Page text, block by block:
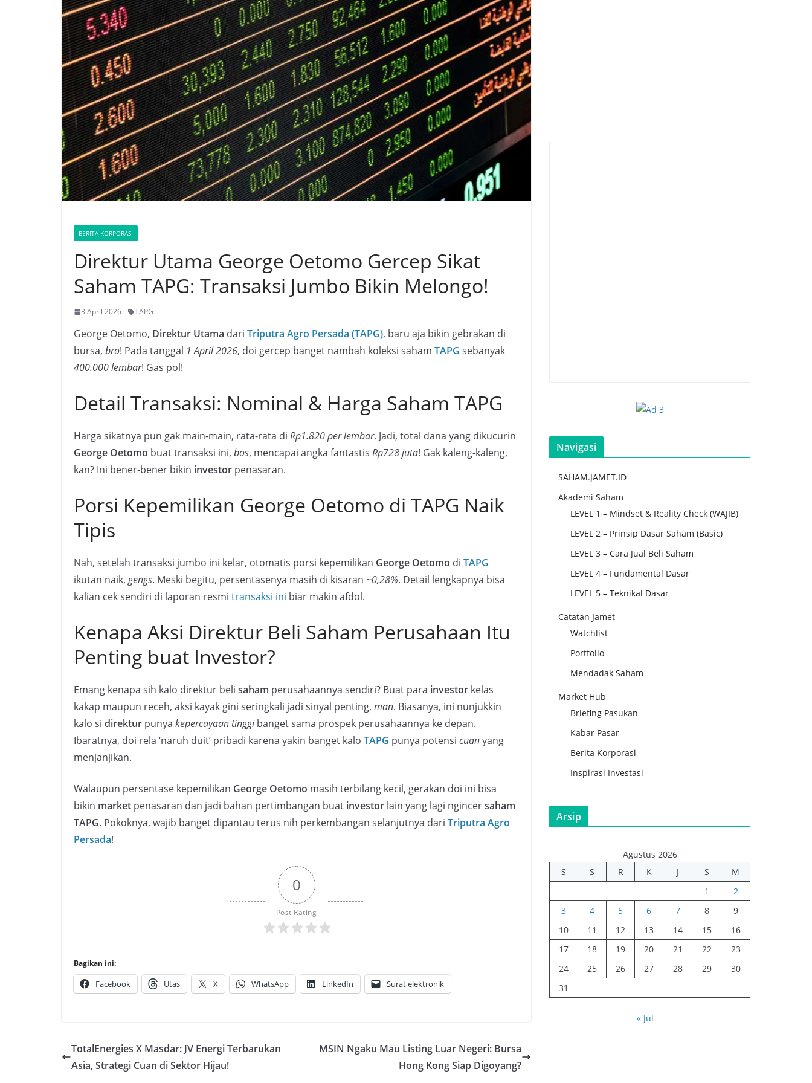
BERITA KORPORASI
Direktur Utama George Oetomo Gercep Sikat
Saham TAPG: Transaksi Jumbo Bikin Melongo!
3 April 2026 TAPG
George Oetomo, Direktur Utama dari Triputra Agro Persada (TAPG), baru aja bikin gebrakan di
bursa, bro! Pada tanggal 1 April 2026, doi gercep banget nambah koleksi saham TAPG sebanyak
400.000 lembar! Gas pol!
Detail Transaksi: Nominal & Harga Saham TAPG
Harga sikatnya pun gak main-main, rata-rata di Rp1.820 per lembar. Jadi, total dana yang dikucurin
George Oetomo buat transaksi ini, bos, mencapai angka fantastis Rp728 juta! Gak kaleng-kaleng,
kan? Ini bener-bener bikin investor penasaran.
Porsi Kepemilikan George Oetomo di TAPG Naik
Tipis
Nah, setelah transaksi jumbo ini kelar, otomatis porsi kepemilikan George Oetomo di TAPG
ikutan naik, gengs. Meski begitu, persentasenya masih di kisaran ~0,28%. Detail lengkapnya bisa
kalian cek sendiri di laporan resmi transaksi ini biar makin afdol.
Kenapa Aksi Direktur Beli Saham Perusahaan Itu
Penting buat Investor?
Emang kenapa sih kalo direktur beli saham perusahaannya sendiri? Buat para investor kelas
kakap maupun receh, aksi kayak gini seringkali jadi sinyal penting, man. Biasanya, ini nunjukkin
kalo si direktur punya kepercayaan tinggibanget sama prospek perusahaannya ke depan.
Ibaratnya, doi rela ‘naruh duit’ pribadi karena yakin banget kalo TAPG punya potensi cuanyang
menjanjikan.
Walaupun persentase kepemilikan George Oetomo masih terbilang kecil, gerakan doi ini bisa
bikin market penasaran dan jadi bahan pertimbangan buat investor lain yang lagi ngincersaham
TAPG. Pokoknya, wajib banget dipantau terus nih perkembangan selanjutnya dari Triputra Agro
Persada!
0
Post Rating
Bagikan ini:
Facebook Utas X WhatsApp LinkedIn Surat elektronik
TotalEnergies X Masdar: JV Energi Terbarukan
Asia, Strategi Cuan di Sektor Hijau!
MSIN Ngaku Mau Listing Luar Negeri: Bursa
Hong Kong Siap Digoyang?
Navigasi
SAHAM.JAMET.ID
Akademi Saham
LEVEL 1 – Mindset & Reality Check (WAJIB)
LEVEL 2 – Prinsip Dasar Saham (Basic)
LEVEL 3 – Cara Jual Beli Saham
LEVEL 4 – Fundamental Dasar
LEVEL 5 – Teknikal Dasar
Catatan Jamet
Watchlist
Portfolio
Mendadak Saham
Market Hub
Briefing Pasukan
Kabar Pasar
Berita Korporasi
Inspirasi Investasi
Arsip
Agustus 2026
S
S R K J S
M
1
2
3
4 5 6 7 8
9
10
11 12 13 14 15
16
17
18 19 20 21 22
23
24
25 26 27 28 29
30
31
« Jul